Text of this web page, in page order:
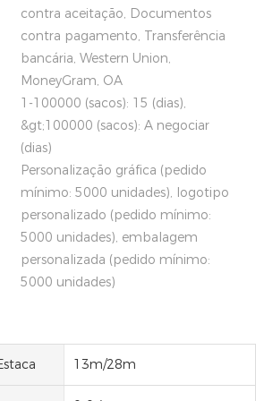
contra aceitação, Documentos
contra pagamento, Transferência
bancária, Western Union,
MoneyGram, OA
1-100000 (sacos): 15 (dias),
&gt;100000 (sacos): A negociar
(dias)
Personalização gráfica (pedido
mínimo: 5000 unidades), logotipo
personalizado (pedido mínimo:
5000 unidades), embalagem
personalizada (pedido mínimo:
5000 unidades)
13m/28m